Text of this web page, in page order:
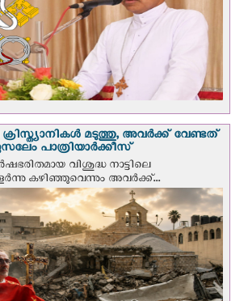
ക്രിസ്ത്യാനികൾ മടുത്തു, അവർക്ക് വേണ്ടത്
പാത്രിയാര്‍ക്കീസ്
വിശുദ്ധ നാട്ടിലെ
കഴിഞ്ഞുവെന്നും അവർക്ക്...